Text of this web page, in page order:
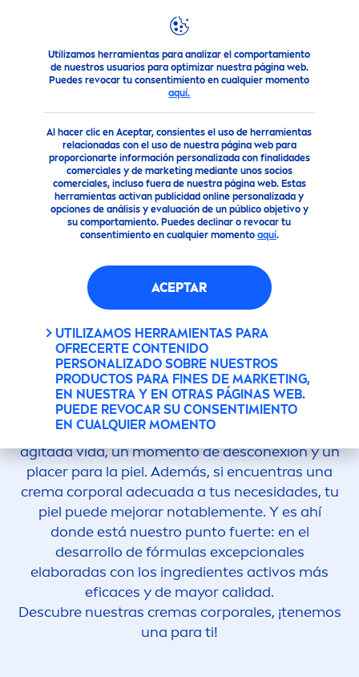
Utilizamos herramientas para analizar el comportamiento
de nuestros usuarios para optimizar nuestra página web.
Puedes revocar tu consentimiento en cualquier momento
aquí.
Al hacer clic en Aceptar, consientes el uso de herramientas
relacionadas con el uso de nuestra página web para
proporcionarte información personalizada con finalidades
comerciales y de marketing mediante unos socios
comerciales, incluso fuera de nuestra página web. Estas
herramientas activan publicidad online personalizada y
opciones de análisis y evaluación de un público objetivo y
su comportamiento. Puedes declinar o revocar tu
consentimiento en cualquier momento aquí.
ACEPTAR
UTILIZAMOS HERRAMIENTAS PARA
OFRECERTE CONTENIDO
PERSONALIZADO SOBRE NUESTROS
PRODUCTOS PARA FINES DE MARKETING,
EN NUESTRA Y EN OTRAS PÁGINAS WEB.
PUEDE REVOCAR SU CONSENTIMIENTO
EN CUALQUIER MOMENTO
Productos Cuidado Corporal Cuidado Corporal
Crema corporal
CREMAS CORPORALES DE
NIVEA
Ponerse loción corporal (también conocida
como crema hidratante corporal) es un bonito
ritual de cuidado, una pequeña escapada de la
agitada vida, un momento de desconexión y un
placer para la piel. Además, si encuentras una
crema corporal adecuada a tus necesidades, tu
piel puede mejorar notablemente. Y es ahí
donde está nuestro punto fuerte: en el
desarrollo de fórmulas excepcionales
elaboradas con los ingredientes activos más
eficaces y de mayor calidad.
Descubre nuestras cremas corporales, ¡tenemos
una para ti!